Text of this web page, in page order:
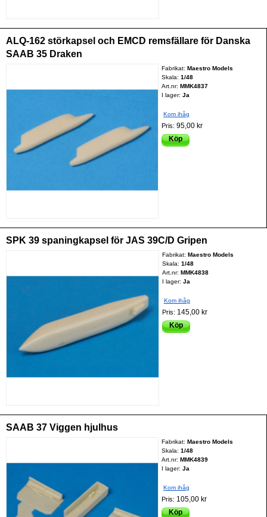
ALQ-162 störkapsel och EMCD remsfällare för Danska
SAAB 35 Draken
Fabrikat:Maestro Models
Skala:1/48
Art.nr:MMK4837
I lager: Ja
Kom ihåg
Pris:95,00 kr
Köp
SPK 39 spaningkapsel för JAS 39C/D Gripen
Fabrikat: Maestro Models
Skala: 1/48
Art.nr: MMK4838
I lager: Ja
Kom ihåg
Pris: 145,00 kr
Köp
SAAB 37 Viggen hjulhus
Fabrikat:Maestro Models
Skala:1/48
Art.nr:MMK4839
I lager: Ja
Kom ihåg
Pris: 105,00 kr
Köp